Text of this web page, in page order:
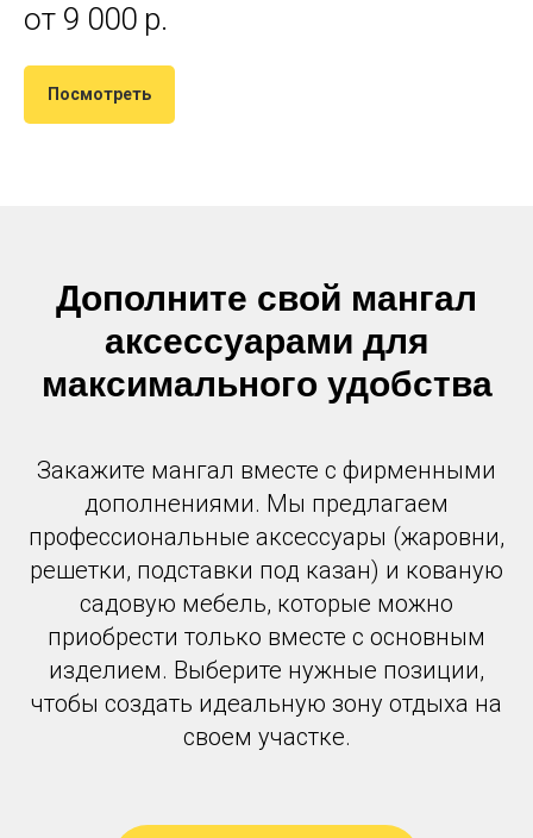
от 9 000 р.
Посмотреть
Дополните свой мангал
аксессуарами для
максимального удобства
Закажите мангал вместе с фирменными
дополнениями. Мы предлагаем
профессиональные аксессуары (жаровни,
решетки, подставки под казан) и кованую
садовую мебель, которые можно
приобрести только вместе с основным
изделием. Выберите нужные позиции,
чтобы создать идеальную зону отдыха на
своем участке.